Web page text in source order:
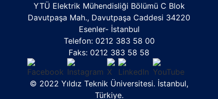
YTÜ Elektrik Mühendisliği Bölümü C Blok
Davutpaşa Mah., Davutpaşa Caddesi 34220
Esenler- İstanbul
Telefon: 0212 383 58 00
Faks: 0212 383 58 58
© 2022 Yıldız Teknik Üniversitesi. İstanbul,
Türkiye.